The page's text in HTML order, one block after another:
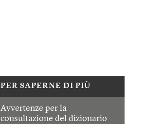
PER SAPERNE DI PIÙ
Avvertenze per la
consultazione del dizionario